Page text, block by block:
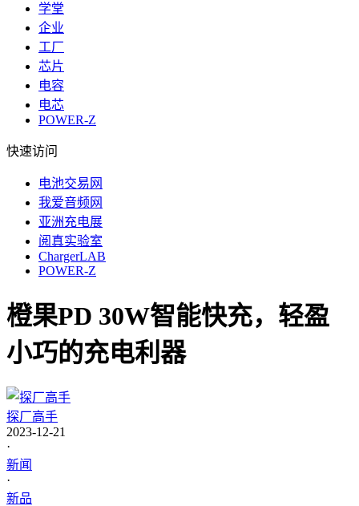
学堂
企业
工厂
芯片
电容
电芯
POWER-Z
快速访问
电池交易网
我爱音频网
亚洲充电展
阅真实验室
ChargerLAB
POWER-Z
橙果PD 30W智能快充，轻盈
小巧的充电利器
探厂高手
2023-12-21
·
新闻
·
新品